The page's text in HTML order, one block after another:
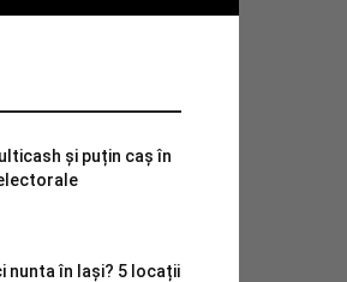
și puțin caș în
nunta în Iași? 5 locații